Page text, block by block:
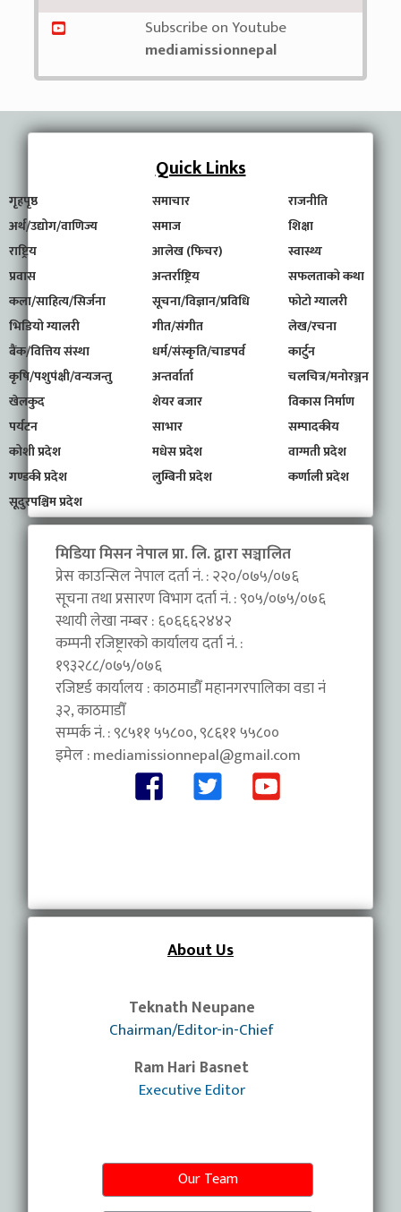
Subscribe on Youtube
mediamissionnepal
Quick Links
गृहपृष्ठ समाचार
राजनीति
अर्थ/उद्योग/वाणिज्य
समाज
शिक्षा
राष्ट्रिय
आलेख (फिचर)
स्वास्थ्य
प्रवास
अन्तर्राष्ट्रिय
सफलताको कथा
कला/साहित्य/सिर्जना
सूचना/विज्ञान/प्रविधि
फोटो ग्यालरी
भिडियो ग्यालरी
गीत/संगीत
लेख/रचना
बैंक/वित्तिय संस्था
धर्म/संस्कृति/चाडपर्व
कार्टुन
कृषि/पशुपंक्षी/वन्यजन्तु
अन्तर्वार्ता
चलचित्र/मनोरञ्जन
खेलकुद
शेयर बजार
विकास निर्माण
पर्यटन
साभार
सम्पादकीय
कोशी प्रदेश
मधेस प्रदेश
वाग्मती प्रदेश
गण्डकी प्रदेश
लुम्बिनी प्रदेश
कर्णाली प्रदेश
सूदुरपश्चिम प्रदेश
मिडिया मिसन नेपाल प्रा. लि. द्वारा सञ्चालित
प्रेस काउन्सिल नेपाल दर्ता नं. : २२०/०७५/०७६
सूचना तथा प्रसारण विभाग दर्ता नं. : ९०५/०७५/०७६
स्थायी लेखा नम्बर : ६०६६६२४४२
कम्पनी रजिष्ट्रारको कार्यालय दर्ता नं. :
१९३२८८/०७५/०७६
रजिष्टर्ड कार्यालय : काठमाडौँ महानगरपालिका वडा नंं
३२, काठमाडौँ
सम्पर्क नं. : ९८५११ ५५८००, ९८६११ ५५८००
इमेल :mediamissionnepal@gmail.com
About Us
Teknath Neupane
Chairman/Editor-in-Chief
Ram Hari Basnet
Executive Editor
Our Team